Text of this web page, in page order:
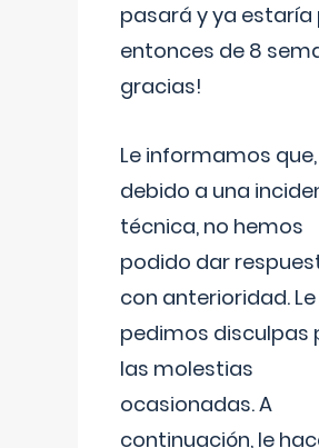
pasará y ya estaría
entonces de 8
gracias!
Le informamos que,
debido a una
técnica, no hemos
podido dar
con anterioridad. Le
pedimos disculpas
las molestias
ocasionadas. A
continuación, le